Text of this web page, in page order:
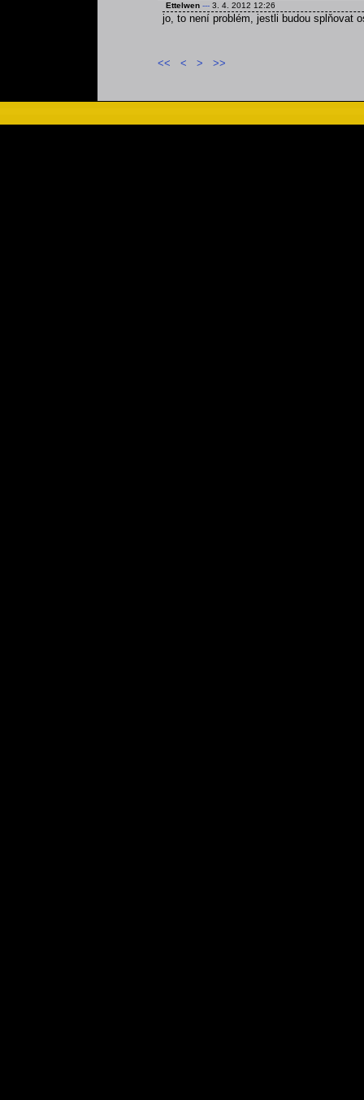
Ettelwen --- 3. 4. 2012 12:26
jo, to není problém, jestli budou splňovat
<< < > >>